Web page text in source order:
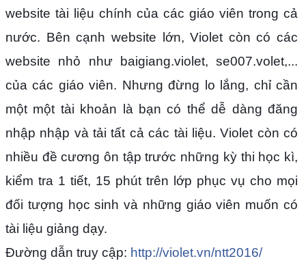
website tài liệu chính của các giáo viên trong cả
nước. Bên cạnh website lớn, Violet còn có các
website nhỏ như baigiang.violet, se007.volet,...
của các giáo viên. Nhưng đừng lo lắng, chỉ cần
một một tài khoản là bạn có thể dễ dàng đăng
nhập nhập và tải tất cả các tài liệu. Violet còn có
nhiều đề cương ôn tập trước những kỳ thi học kì,
kiểm tra 1 tiết, 15 phút trên lớp phục vụ cho mọi
đối tượng học sinh và những giáo viên muốn có
tài liệu giảng dạy.
Đường dẫn truy cập: http://violet.vn/ntt2016/